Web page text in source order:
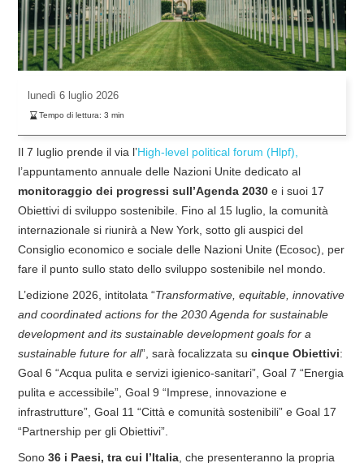
lunedì 6 luglio 2026
Tempo di lettura:3 min
Il 7 luglio prende il via l’High-level political forum (Hlpf),
l’appuntamento annuale delle Nazioni Unite dedicato al
monitoraggio dei progressi sull’Agenda 2030 e i suoi 17
Obiettivi di sviluppo sostenibile. Fino al 15 luglio, la comunità
internazionale si riunirà a New York, sotto gli auspici del
Consiglio economico e sociale delle Nazioni Unite (Ecosoc), per
fare il punto sullo stato dello sviluppo sostenibile nel mondo.
L’edizione 2026, intitolata “Transformative, equitable, innovative
and coordinated actions for the 2030 Agenda for sustainable
development and its sustainable development goals for a
sustainable future for all”, sarà focalizzata su cinque Obiettivi:
Goal 6 “Acqua pulita e servizi igienico-sanitari”, Goal 7 “Energia
pulita e accessibile”, Goal 9 “Imprese, innovazione e
infrastrutture”, Goal 11 “Città e comunità sostenibili” e Goal 17
“Partnership per gli Obiettivi”.
Sono 36 i Paesi, tra cui l’Italia , che presenteranno la propria